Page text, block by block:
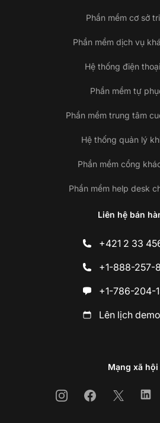
Phần mềm cơ sở
Phần mềm dịch vụ
Hệ thống điện
Phần mềm tự
Phần mềm trung tâm
Hệ thống quản lý
Phần mềm cổng
Phần mềm help desk
Liên hệ bán
+421 2 33
+1-888-257-
+1-786-204-
Lên lịch demo
Mạng xã hội
InstagramFacebook
X